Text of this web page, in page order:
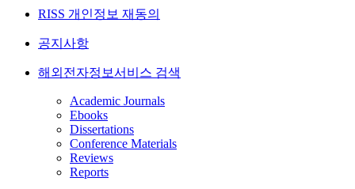
RISS 개인정보 재동의
공지사항
해외전자정보서비스 검색
Academic Journals
Ebooks
Dissertations
Conference Materials
Reviews
Reports